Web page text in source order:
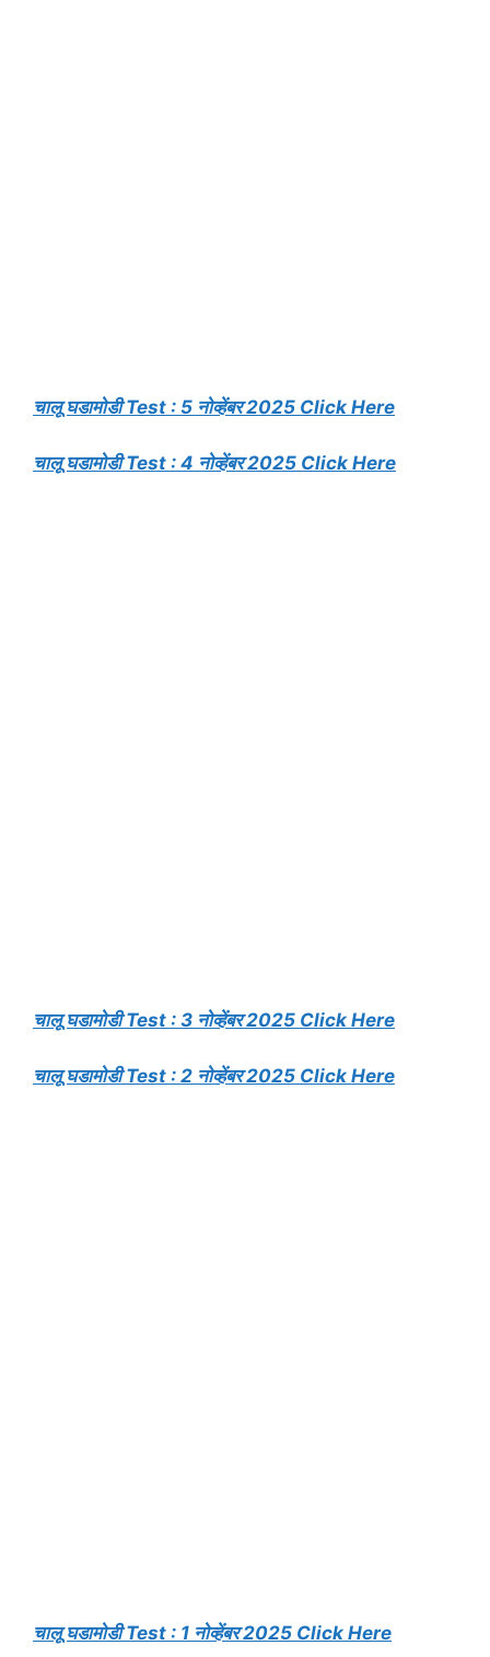
चालू घडामोडी Test : 5 नोव्हेंबर 2025 Click Here
चालू घडामोडी Test : 4 नोव्हेंबर 2025 Click Here
चालू घडामोडी Test : 3 नोव्हेंबर 2025 Click Here
चालू घडामोडी Test : 2 नोव्हेंबर 2025 Click Here
चालू घडामोडी Test : 1 नोव्हेंबर 2025 Click Here